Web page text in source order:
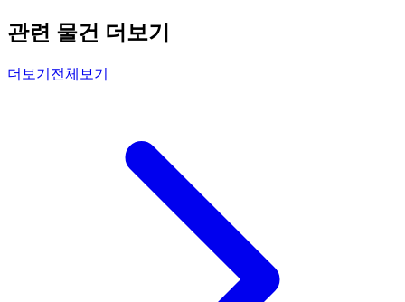
관련 물건 더보기
더보기 전체보기